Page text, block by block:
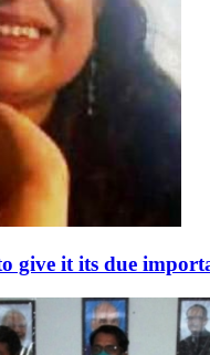
give it its due